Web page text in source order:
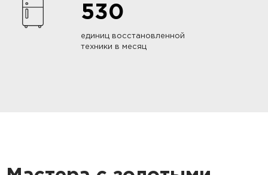
530
единиц восстановленной
техники в месяц